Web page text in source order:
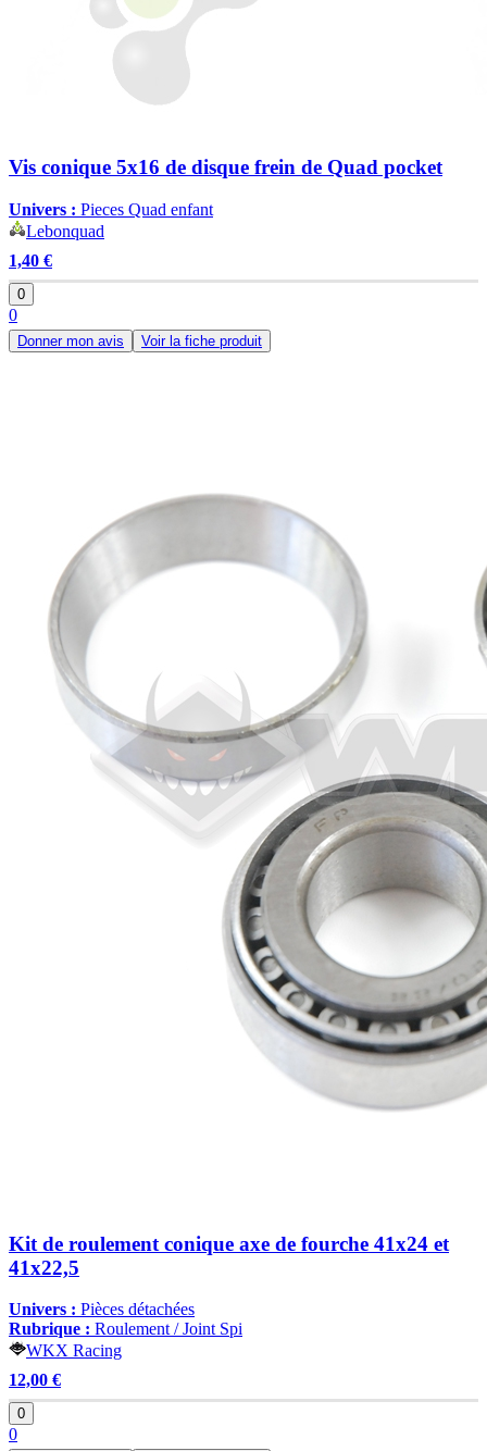
Vis conique 5x16 de disque frein de Quad pocket
Univers : Pieces Quad enfant
Lebonquad
1,40 €
0
0
Donner mon avis Voir la fiche produit
Kit de roulement conique axe de fourche 41x24 et
41x22,5
Univers : Pièces détachées
Rubrique : Roulement / Joint Spi
WKX Racing
12,00 €
0
0